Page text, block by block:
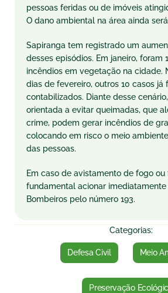
pessoas feridas ou de imóveis
O dano ambiental na área ainda
Sapiranga tem registrado um
desses episódios. Em janeiro, foram
incêndios em vegetação na cidade.
dias de fevereiro, outros 10 casos já
contabilizados. Diante desse
orientada a evitar queimadas, que
crime, podem gerar incêndios de
colocando em risco o meio
das pessoas.
Em caso de avistamento de fogo ou
fundamental acionar imediatamente
Bombeiros pelo número 193.
Categorias:
Defesa Civil Meio
Preservação